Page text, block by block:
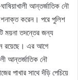
আন্তর্জাতিক নৌ
শনাক্ত করেন। পরে পুলিশ
ময়না তদন্তের জন্য
রয়েছে। এর আগে
আন্তর্জাতিক নৌ
পাখার সাথে দঁড়ি পেচিয়ে